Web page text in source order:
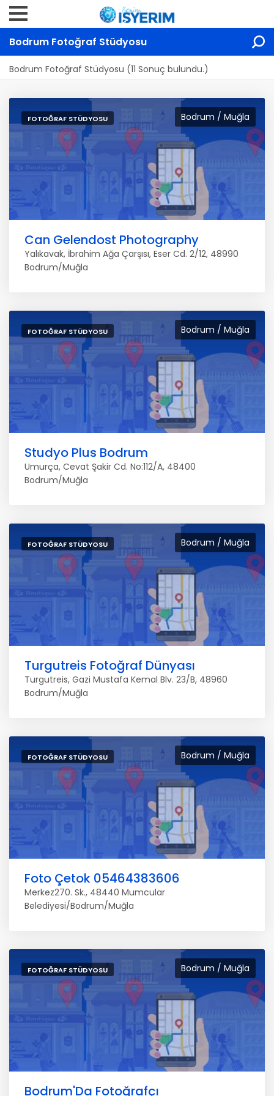
Bodrum Fotoğraf Stüdyosu
Bodrum Fotoğraf Stüdyosu (11 Sonuç bulundu.)
Bodrum / Muğla
FOTOĞRAF STÜDYOSU
Can Gelendost Photography
Yalıkavak, İbrahim Ağa Çarşısı, Eser Cd. 2/12, 48990
Bodrum/Muğla
Bodrum / Muğla
FOTOĞRAF STÜDYOSU
Studyo Plus Bodrum
Umurça, Cevat Şakir Cd. No:112/A, 48400
Bodrum/Muğla
Bodrum / Muğla
FOTOĞRAF STÜDYOSU
Turgutreis Fotoğraf Dünyası
Turgutreis, Gazi Mustafa Kemal Blv. 23/B, 48960
Bodrum/Muğla
Bodrum / Muğla
FOTOĞRAF STÜDYOSU
Foto Çetok 05464383606
Merkez270. Sk., 48440 Mumcular
Belediyesi/Bodrum/Muğla
Bodrum / Muğla
FOTOĞRAF STÜDYOSU
Bodrum'Da Fotoğrafçı